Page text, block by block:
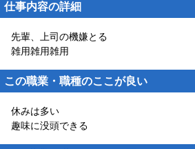
仕事内容の詳細
先輩、上司の機嫌とる
雑用雑用雑用
この職業・職種のここが良い
休みは多い
趣味に没頭できる